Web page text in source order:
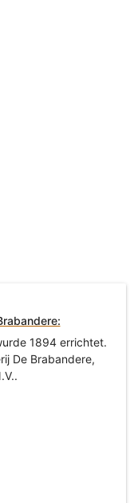
1894 errichtet.
De Brabandere,